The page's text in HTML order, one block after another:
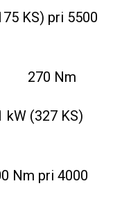
KS) pri 5500
270 Nm
(327 KS)
Nm pri 4000